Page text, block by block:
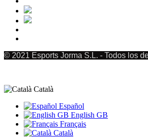
© 2021 Esports Jorma S.L. - Todos los
Català
Español
English GB
Français
Català